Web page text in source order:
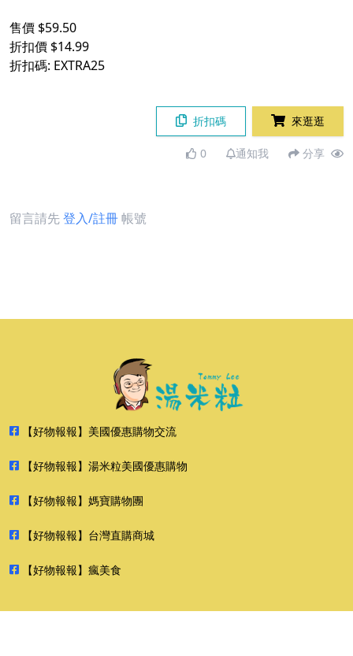
售價 $59.50
折扣價 $14.99
折扣碼: EXTRA25
折扣碼 來逛逛
0 通知我 分享
留言請先登入/註冊帳號
【好物報報】美國優惠購物交流
【好物報報】湯米粒美國優惠購物
【好物報報】媽寶購物團
【好物報報】台灣直購商城
【好物報報】瘋美食